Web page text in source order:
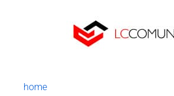
home